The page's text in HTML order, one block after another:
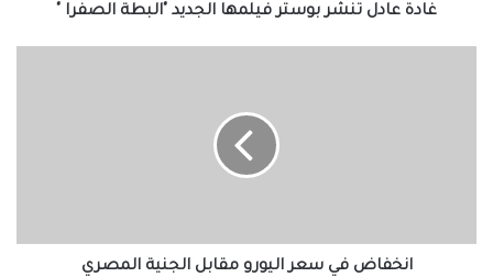
غادة عادل تنشر بوستر فيلمها الجديد "البطة الصفرا "
انخفاض في سعر اليورو مقابل الجنية المصري